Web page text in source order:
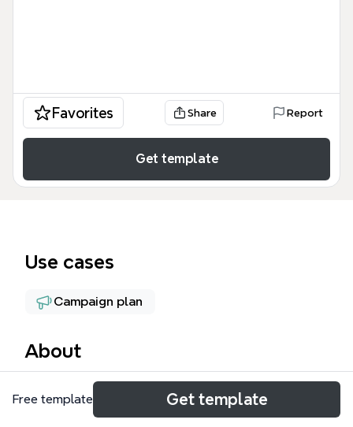
Favorites Share Report
Get template
Use cases
Campaign plan
About
Этот шаблон ВЕБИНАР представляет собой
комплексную структуру для автоматизации
Free template Get template